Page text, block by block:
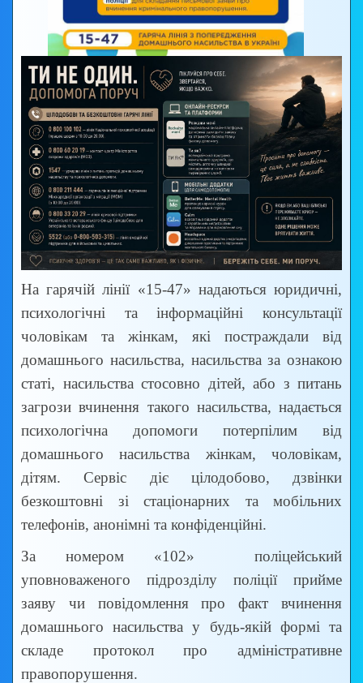
На гарячій лінії «15-47» надаються юридичні,
психологічні та інформаційні консультації
чоловікам та жінкам, які постраждали від
домашнього насильства, насильства за ознакою
статі, насильства стосовно дітей, або з питань
загрози вчинення такого насильства, надається
психологічна допомоги потерпілим від
домашнього насильства жінкам, чоловікам,
дітям. Сервіс діє цілодобово, дзвінки
безкоштовні зі стаціонарних та мобільних
телефонів, анонімні та конфіденційні.
За номером «102» поліцейський
уповноваженого підрозділу поліції прийме
заяву чи повідомлення про факт вчинення
домашнього насильства у будь-якій формі та
складе протокол про адміністративне
правопорушення.